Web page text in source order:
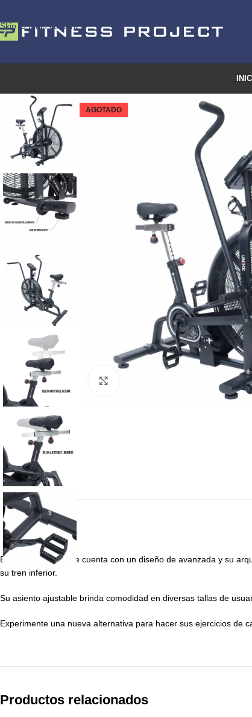
Skip to main content
AGOTADO
Esta Bicicleta de aire cuenta con un diseño de avanzada y su
su tren inferior.
Su asiento ajustable brinda comodidad en diversas tallas de
Experimente una nueva alternativa para hacer sus ejercicios de
Productos relacionados